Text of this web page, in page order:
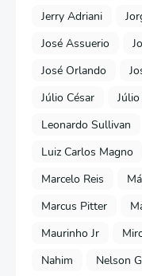
Jerry Adriani
José Assuerio
José Orlando
Júlio César
Leonardo Sullivan
Luiz Carlos Magno
Marcelo Reis
Marcus Pitter
Maurinho Jr
Nahim
Nelson